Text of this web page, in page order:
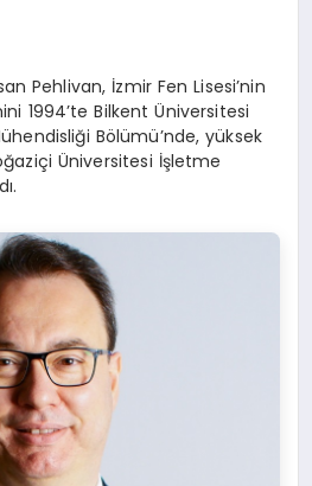
Pehlivan, İzmir Fen Lisesi’nin
1994’te Bilkent Üniversitesi
Bölümü’nde, yüksek
Üniversitesi İşletme